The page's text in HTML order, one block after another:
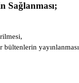
Sağlanması;
yayınlanması